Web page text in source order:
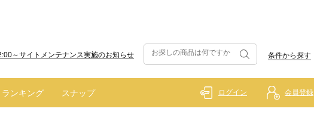
～サイトメンテナンス実施のお知らせ
ヤマト運輸の配送遅延・停止について 条件から探す
ランキング スナップ ログイン 会員登録